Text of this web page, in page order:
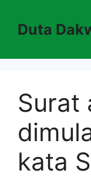
contentDuta
Surat
kata